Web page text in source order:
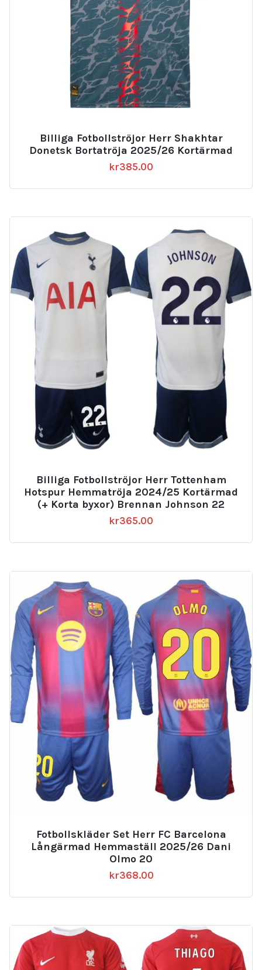
Billiga Fotbollströjor Herr Shakhtar
Donetsk Bortatröja 2025/26 Kortärmad
kr385.00
Billiga Fotbollströjor Herr Tottenham
Hotspur Hemmatröja 2024/25 Kortärmad
(+ Korta byxor) Brennan Johnson 22
kr365.00
Fotbollskläder Set Herr FC Barcelona
Långärmad Hemmaställ 2025/26 Dani
Olmo 20
kr368.00